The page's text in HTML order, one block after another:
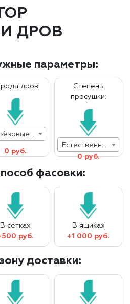
ДРОВ
параметры:
дров:
Берёзовые дрова
0 руб.
Степень
просушки:
Естественная влажность
0 руб.
фасовки:
В сетках
руб.
В ящиках
+1 000 руб.
доставки: